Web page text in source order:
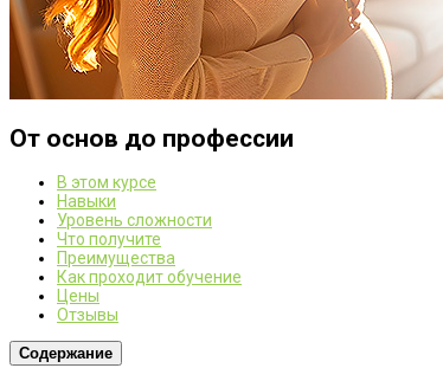
От основ до профессии
В этом курсе
Навыки
Уровень сложности
Что получите
Преимущества
Как проходит обучение
Цены
Отзывы
Содержание